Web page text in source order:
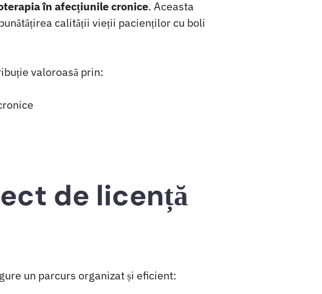
în afecțiunile cronice. Aceasta
calității vieții pacienților cu boli
valoroasă prin:
de licență
un parcurs organizat și eficient: